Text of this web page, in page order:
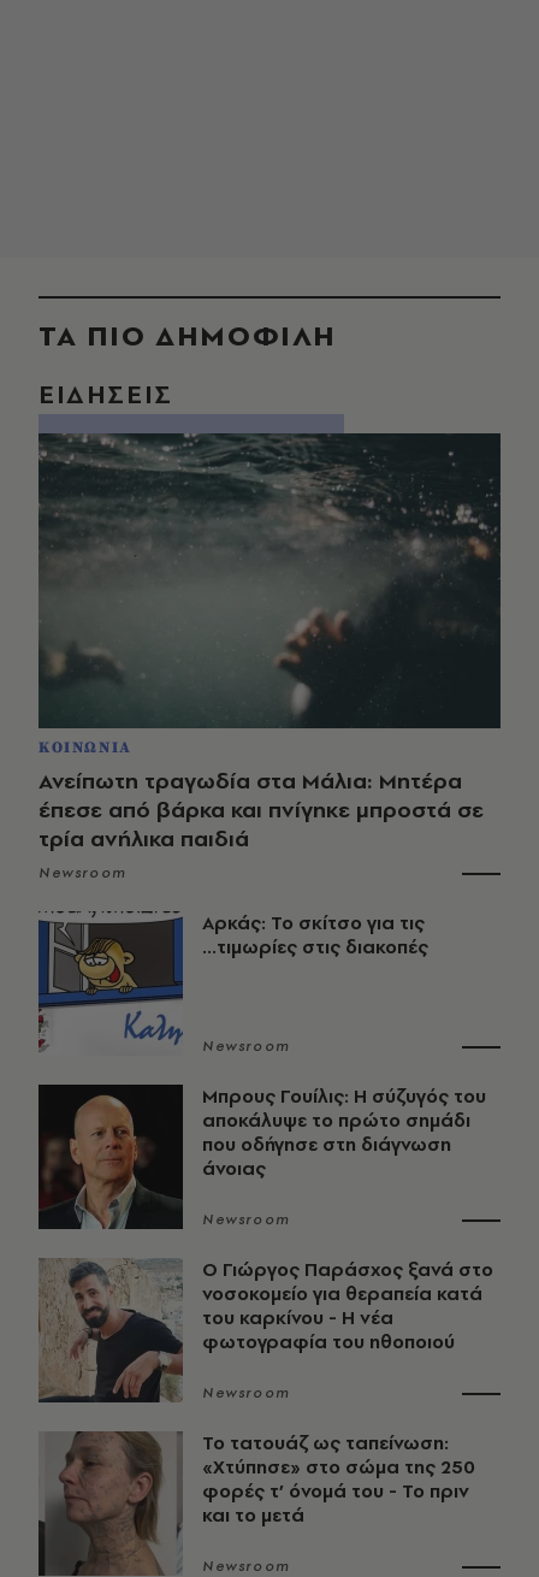
ΤΑ ΠΙΟ ΔΗΜΟΦΙΛΗ
ΕΙΔΗΣΕΙΣ
ΚΟΙΝΩΝΙΑ
Ανείπωτη τραγωδία στα Μάλια: Μητέρα
έπεσε από βάρκα και πνίγηκε μπροστά σε
τρία ανήλικα παιδιά
Newsroom
Αρκάς: Το σκίτσο για τις
...τιμωρίες στις διακοπές
Newsroom
Μπρους Γουίλις: Η σύζυγός του
αποκάλυψε το πρώτο σημάδι
που οδήγησε στη διάγνωση
άνοιας
Newsroom
O Γιώργος Παράσχος ξανά στο
νοσοκομείο για θεραπεία κατά
του καρκίνου - Η νέα
φωτογραφία του ηθοποιού
Newsroom
Το τατουάζ ως ταπείνωση:
«Χτύπησε» στο σώμα της 250
φορές τ’ όνομά του - Το πριν
και το μετά
Newsroom